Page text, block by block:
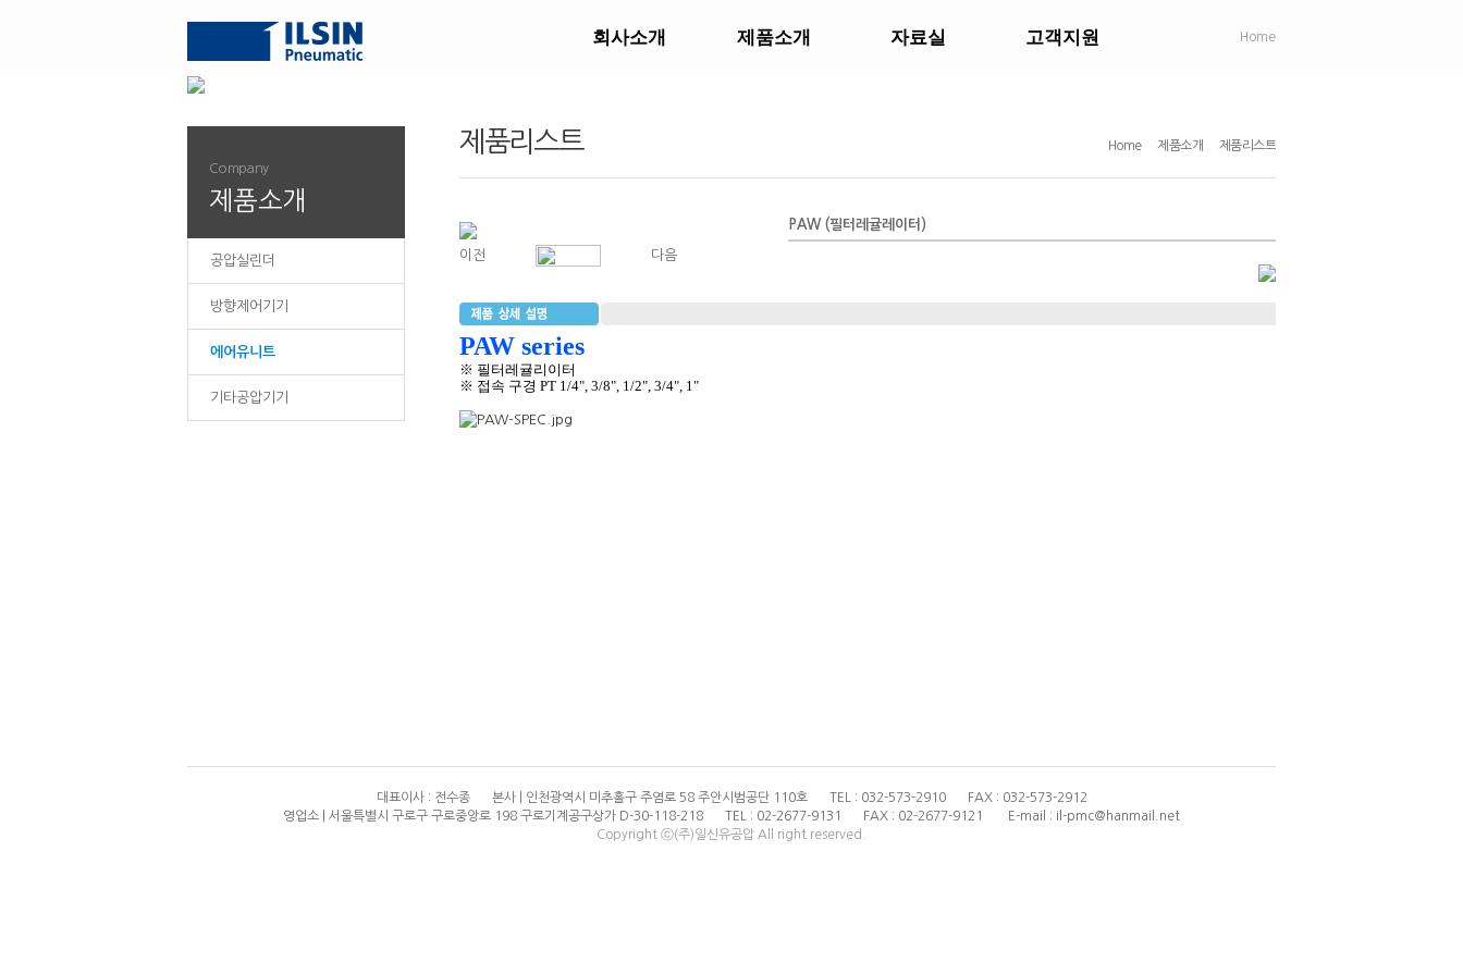
Home
회사소개 제품소개 자료실 고객지원
Company
제품소개
공압실린더
방향제어기기
에어유니트
기타공압기기
제품리스트 Home 제품소개 제품리스트
이전 다음
PAW (필터레귤레이터)
PAW series
※ 필터레귤리이터
※ 접속 구경 PT 1/4", 3/8", 1/2", 3/4", 1"
대표이사 : 전수종 본사 | 인천광역시 미추홀구 주염로 58 주안시범공단 110호 TEL : 032-573-2910
FAX : 032-573-2912
영업소 | 서울특별시 구로구 구로중앙로 198 구로기계공구상가 D-30-118-218
TEL : 02-2677-9131 FAX : 02-2677-9121
E-mail : il-pmc@hanmail.net
Copyright ⓒ(주)일신유공압 All right reserved.